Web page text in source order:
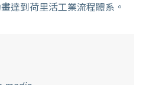
達到荷里活工業流程體系。